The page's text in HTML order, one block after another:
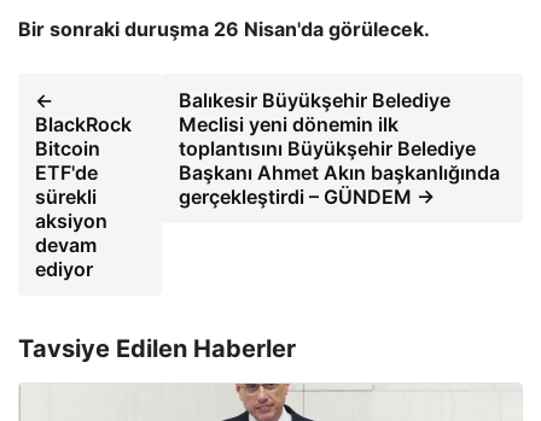
Bir sonraki duruşma 26 Nisan'da görülecek.
←
BlackRock
Bitcoin
ETF'de
sürekli
aksiyon
devam
ediyor
Balıkesir Büyükşehir Belediye
Meclisi yeni dönemin ilk
toplantısını Büyükşehir Belediye
Başkanı Ahmet Akın başkanlığında
gerçekleştirdi – GÜNDEM →
Tavsiye Edilen Haberler